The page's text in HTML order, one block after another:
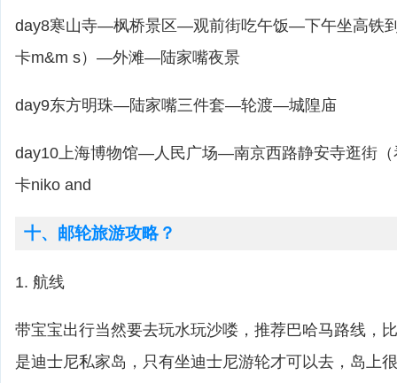
day8寒山寺—枫桥景区—观前街吃午饭—下午坐高铁
卡m&m s）—外滩—陆家嘴夜景
day9东方明珠—陆家嘴三件套—轮渡—城隍庙
day10上海博物馆—人民广场—南京西路静安寺逛街（
卡niko and
十、邮轮旅游攻略？
1. 航线
带宝宝出行当然要去玩水玩沙喽，推荐巴哈马路线，
是迪士尼私家岛，只有坐迪士尼游轮才可以去，岛上